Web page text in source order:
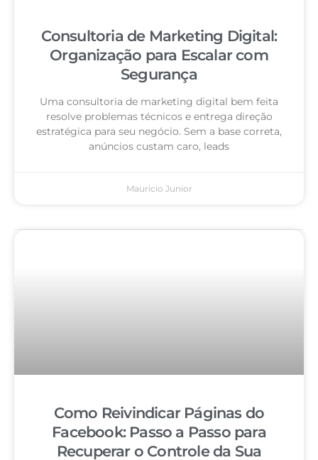
Consultoria de Marketing Digital:
Organização para Escalar com
Segurança
Uma consultoria de marketing digital bem feita
resolve problemas técnicos e entrega direção
estratégica para seu negócio. Sem a base correta,
anúncios custam caro, leads
Mauricio Junior
Como Reivindicar Páginas do
Facebook: Passo a Passo para
Recuperar o Controle da Sua